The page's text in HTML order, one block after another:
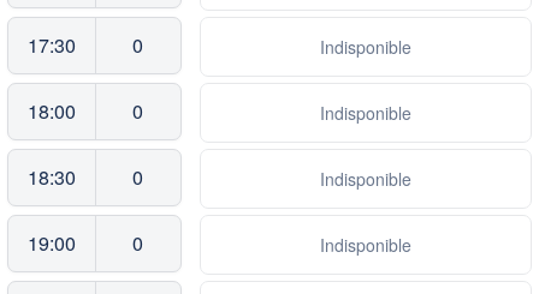
17:30 0 Indisponible
18:00 0 Indisponible
18:30 0 Indisponible
19:00 0 Indisponible